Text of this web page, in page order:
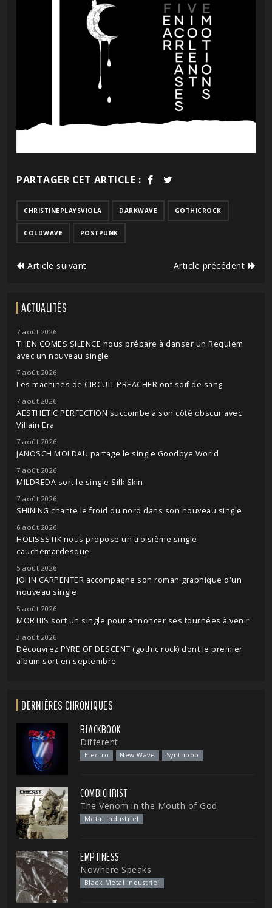
PARTAGER CET ARTICLE :
CHRISTINEPLAYSVIOLA DARKWAVE GOTHICROCK
COLDWAVE POSTPUNK
Article suivant Article précédent
ACTUALITÉS
7 août 2026
THEN COMES SILENCE nous prépare à danser un Requiem
avec un nouveau single
7 août 2026
Les machines de CIRCUIT PREACHER ont soif de sang
7 août 2026
AESTHETIC PERFECTION succombe à son côté obscur avec
Villain Era
7 août 2026
JANOSCH MOLDAU partage le single Goodbye World
7 août 2026
MILDREDA sort le single Silk Skin
7 août 2026
SHINING chante le froid du nord dans son nouveau single
6 août 2026
HOLISSSTIK nous propose un troisième single
cauchemardesque
5 août 2026
JOHN CARPENTER accompagne son roman graphique d'un
nouveau single
5 août 2026
MORTIIS sort un single pour annoncer ses tournées à venir
3 août 2026
Découvrez PYRE OF DESCENT (gothic rock) dont le premier
album sort en septembre
DERNIÈRES CHRONIQUES
BLACKBOOK
Different
Electro New Wave Synthpop
COMBICHRIST
The Venom in the Mouth of God
Metal Industriel
EMPTINESS
Nowhere Speaks
Black Metal Industriel